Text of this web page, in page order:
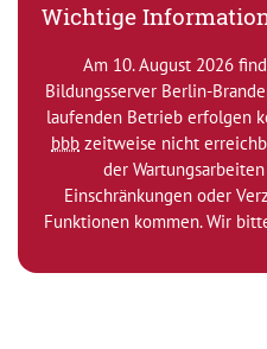
Wichtige
Am 10. August 2026
Bildungsserver Berlin-
laufenden Betrieb erfolgen
bbb zeitweise nicht
der
Einschränkungen oder
Funktionen kommen. Wir